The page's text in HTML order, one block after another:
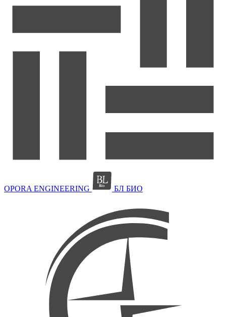
OPORA ENGINEERING БЛ БИО